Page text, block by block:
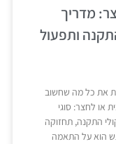
מדריך
ותפעול
את כל מה שחשוב
או לחצר: סוגי
התקנה, תחזוקה
הוא על התאמה